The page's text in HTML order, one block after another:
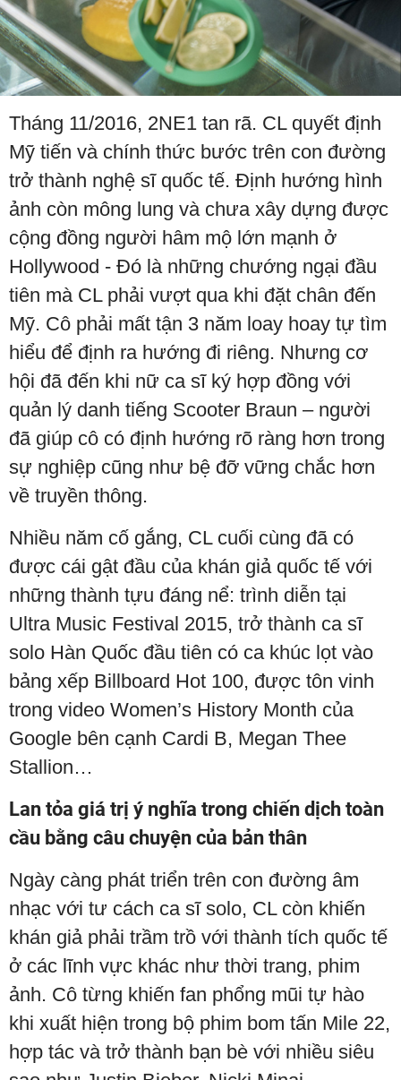
Tháng 11/2016, 2NE1 tan rã. CL quyết định
Mỹ tiến và chính thức bước trên con đường
trở thành nghệ sĩ quốc tế. Định hướng hình
ảnh còn mông lung và chưa xây dựng được
cộng đồng người hâm mộ lớn mạnh ở
Hollywood - Đó là những chướng ngại đầu
tiên mà CL phải vượt qua khi đặt chân đến
Mỹ. Cô phải mất tận 3 năm loay hoay tự tìm
hiểu để định ra hướng đi riêng. Nhưng cơ
hội đã đến khi nữ ca sĩ ký hợp đồng với
quản lý danh tiếng Scooter Braun – người
đã giúp cô có định hướng rõ ràng hơn trong
sự nghiệp cũng như bệ đỡ vững chắc hơn
về truyền thông.
Nhiều năm cố gắng, CL cuối cùng đã có
được cái gật đầu của khán giả quốc tế với
những thành tựu đáng nể: trình diễn tại
Ultra Music Festival 2015, trở thành ca sĩ
solo Hàn Quốc đầu tiên có ca khúc lọt vào
bảng xếp Billboard Hot 100, được tôn vinh
trong video Women’s History Month của
Google bên cạnh Cardi B, Megan Thee
Stallion…
Lan tỏa giá trị ý nghĩa trong chiến dịch toàn
cầu bằng câu chuyện của bản thân
Ngày càng phát triển trên con đường âm
nhạc với tư cách ca sĩ solo, CL còn khiến
khán giả phải trầm trồ với thành tích quốc tế
ở các lĩnh vực khác như thời trang, phim
ảnh. Cô từng khiến fan phổng mũi tự hào
khi xuất hiện trong bộ phim bom tấn Mile 22,
hợp tác và trở thành bạn bè với nhiều siêu